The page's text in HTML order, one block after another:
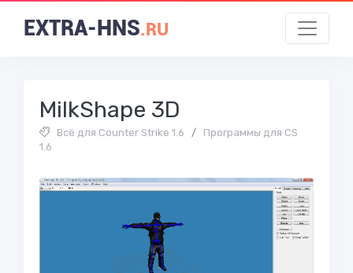
EXTRA-HNS.RU
MilkShape 3D
Всё для Counter Strike 1.6 /
Программы для CS
1.6